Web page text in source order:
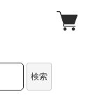
検索